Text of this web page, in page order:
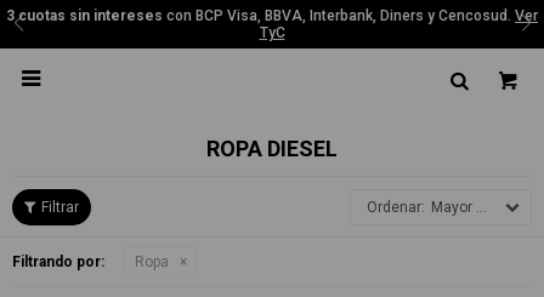
3 cuotas sin intereses con BCP Visa, BBVA, Interbank, Diners y Cencosud. Ver
TyC

ROPA DIESEL
Mayor precio
Filtrando por: Ropa